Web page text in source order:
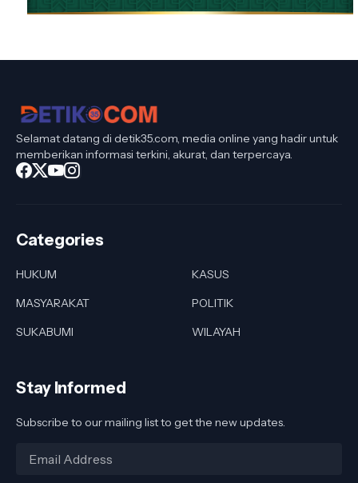
Selamat datang di detik35.com, media online yang hadir untuk
memberikan informasi terkini, akurat, dan terpercaya.
Categories
HUKUM
KASUS
MASYARAKAT
POLITIK
SUKABUMI
WILAYAH
Stay Informed
Subscribe to our mailing list to get the new updates.